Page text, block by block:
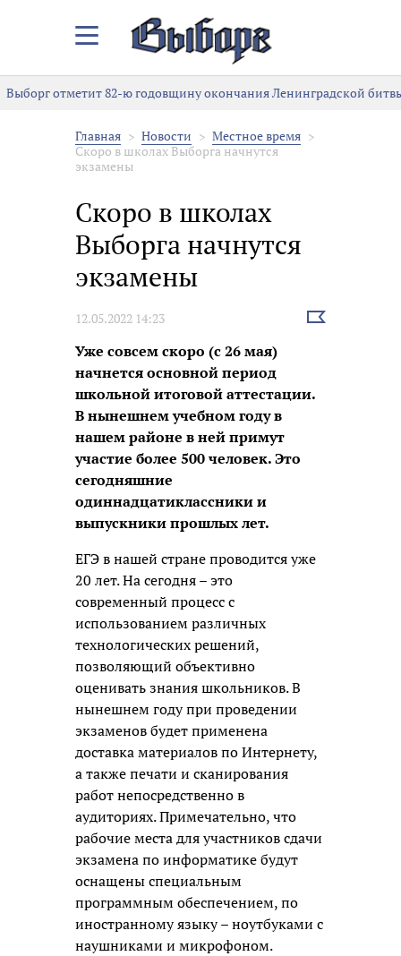
Закрыть/
меню
Выборг отметит 82-ю годовщину окончания Ленинградской битвы
Главная Новости
Местное время
Скоро в школах Выборга начнутся
экзамены
Скоро в школах
Выборга начнутся
экзамены
12.05.2022 14:23
Выбрать
Уже совсем скоро (с 26 мая)
начнется основной период
школьной итоговой аттестации.
В нынешнем учебном году в
нашем районе в ней примут
участие более 500 человек. Это
сегодняшние
одиннадцатиклассники и
выпускники прошлых лет.
ЕГЭ в нашей стране проводится уже
20 лет. На сегодня – это
современный процесс с
использованием различных
технологических решений,
позволяющий объективно
оценивать знания школьников. В
нынешнем году при проведении
экзаменов будет применена
доставка материалов по Интернету,
а также печати и сканирования
работ непосредственно в
аудиториях. Примечательно, что
рабочие места для участников сдачи
экзамена по информатике будут
оснащены специальным
программным обеспечением, по
иностранному языку – ноутбуками с
наушниками и микрофоном.